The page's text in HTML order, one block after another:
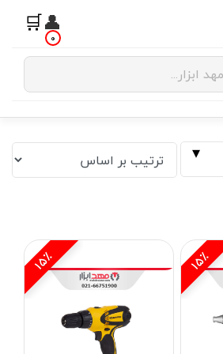
👤
🛒 0
15٪ 15٪